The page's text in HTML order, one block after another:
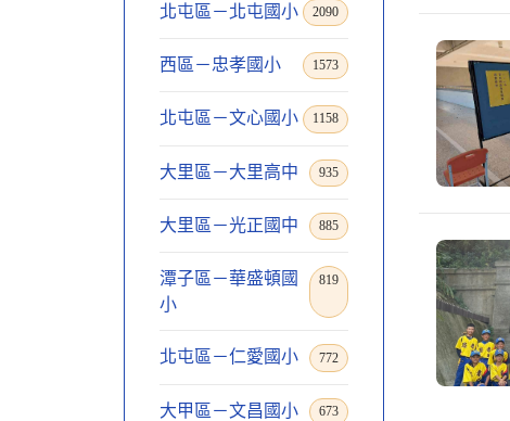
北屯區－北屯國小 2090
西區－忠孝國小 1573
北屯區－文心國小 1158
大里區－大里高中 935
大里區－光正國中 885
潭子區－華盛頓國
小
819
北屯區－仁愛國小 772
大甲區－文昌國小 673